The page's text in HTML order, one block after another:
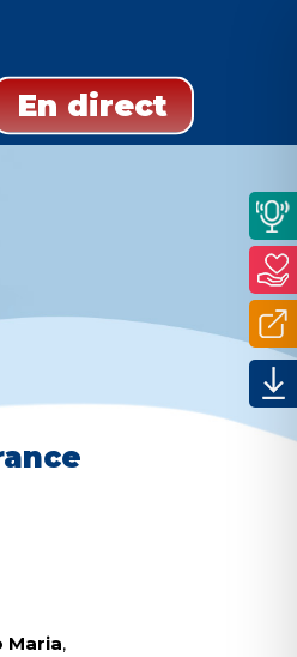
En direct
Maria,